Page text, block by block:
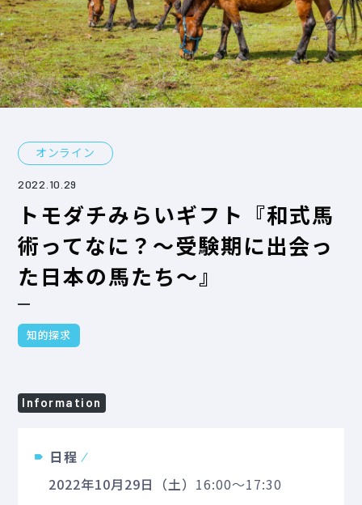
オンライン
2022.10.29
トモダチみらいギフト『和式馬
術ってなに？～受験期に出会っ
た日本の馬たち～』
知的探求
Information
日程
2022年10月29日（土） 16:00～17:30